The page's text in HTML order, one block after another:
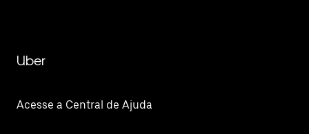
Uber
Acesse a Central de Ajuda